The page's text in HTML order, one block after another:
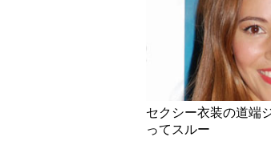
セクシー衣装の道端
ってスルー